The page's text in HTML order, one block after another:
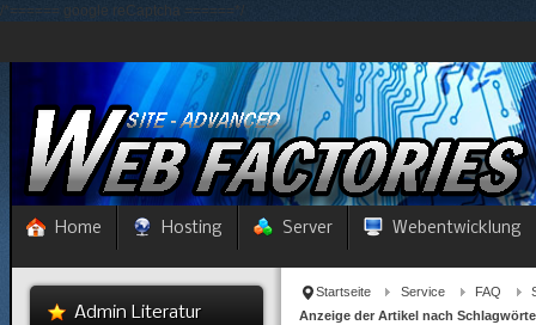
/*====== google reCaptcha ======*/
Home Hosting Server Webentwicklung
Startseite Service FAQ
Anzeige der Artikel nach
Admin Literatur